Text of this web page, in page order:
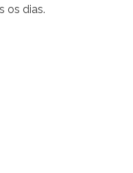
os dias.